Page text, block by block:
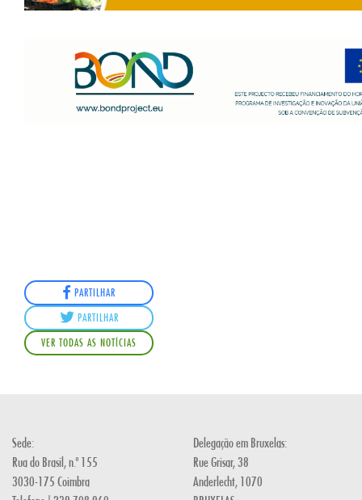
PARTILHAR
PARTILHAR
VER TODAS AS NOTÍCIAS
Sede:
Rua do Brasil, n.º 155
3030-175 Coimbra
Delegação em Bruxelas:
Rue Grisar, 38
Anderlecht, 1070